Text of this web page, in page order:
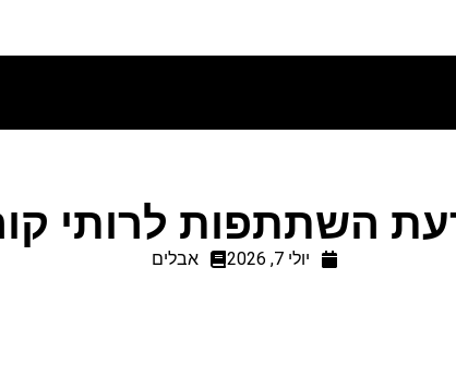
השתתפות לרותי
יולי 7, 2026
אבלים